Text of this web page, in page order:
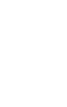
候補に上がり
も「引退？」
た、雑誌の専
の「卒業」が